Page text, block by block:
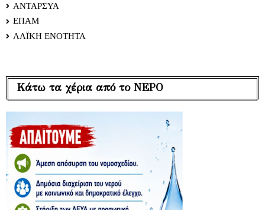
ΑΝΤΑΡΣΥΑ
ΕΠΑΜ
ΛΑΪΚΗ ΕΝΟΤΗΤΑ
Κάτω τα χέρια από το ΝΕΡΟ